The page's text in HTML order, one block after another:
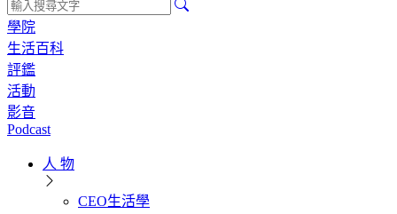
學院
生活百科
評鑑
活動
影音
Podcast
人 物
CEO生活學